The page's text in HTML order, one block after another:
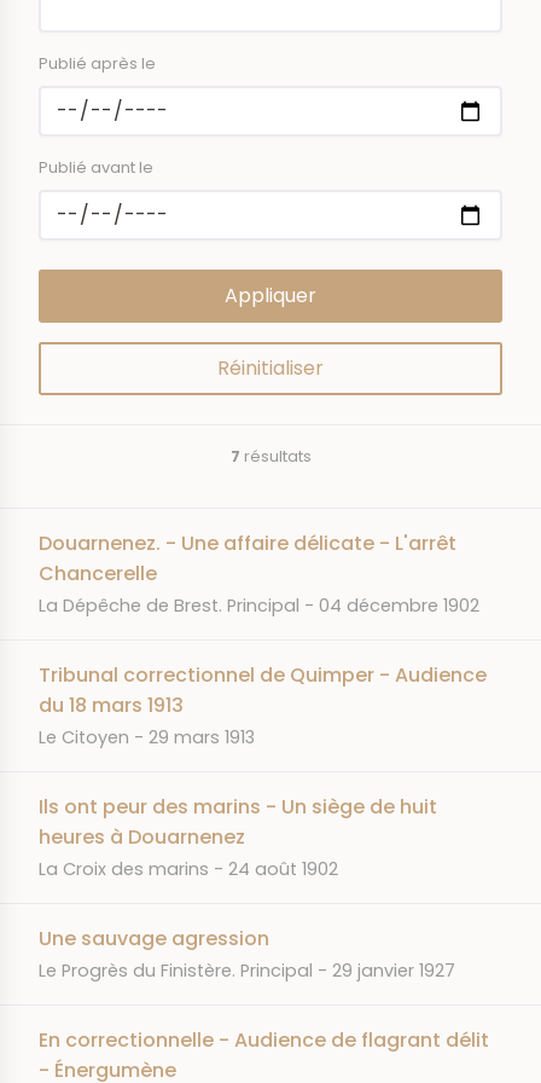
Publié après le
Publié avant le
7 résultats
Douarnenez. - Une affaire délicate - L'arrêt
Chancerelle
JOURNAL
La Dépêche de Brest. Principal DATE
04 décembre 1902
Tribunal correctionnel de Quimper - Audience
du 18 mars 1913
JOURNAL
Le Citoyen DATE
29 mars 1913
Ils ont peur des marins - Un siège de huit
heures à Douarnenez
JOURNAL
La Croix des marins DATE
24 août 1902
Une sauvage agression
JOURNAL
Le Progrès du Finistère. Principal DATE
29 janvier 1927
En correctionnelle - Audience de flagrant délit
- Énergumène